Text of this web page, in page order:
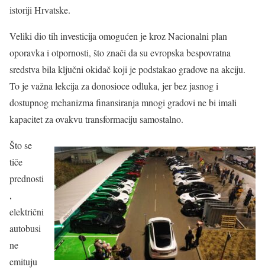
istoriji Hrvatske.
Veliki dio tih investicija omogućen je kroz Nacionalni plan
oporavka i otpornosti, što znači da su evropska bespovratna
sredstva bila ključni okidač koji je podstakao gradove na akciju.
To je važna lekcija za donosioce odluka, jer bez jasnog i
dostupnog mehanizma finansiranja mnogi gradovi ne bi imali
kapacitet za ovakvu transformaciju samostalno.
Što se
tiče
prednosti
,
električni
autobusi
ne
emituju